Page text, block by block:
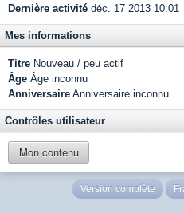
Dernière activité déc. 17 2013 10:01
Mes informations
Titre Nouveau / peu actif
Âge Âge inconnu
Anniversaire Anniversaire inconnu
Contrôles utilisateur
Mon contenu
Version complète